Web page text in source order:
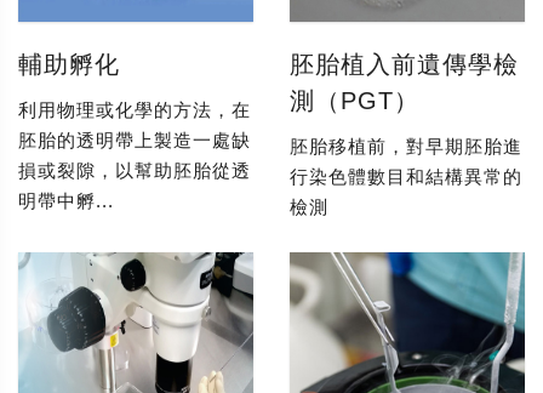
輔助孵化
利用物理或化學的方法，在
胚胎的透明帶上製造一處缺
損或裂隙，以幫助胚胎從透
明帶中孵...
胚胎植入前遺傳學檢
測（PGT）
胚胎移植前，對早期胚胎進
行染色體數目和結構異常的
檢測